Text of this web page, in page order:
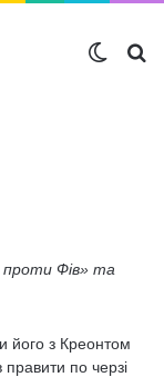
проти Фів» та
його з Креонтом
по черзі